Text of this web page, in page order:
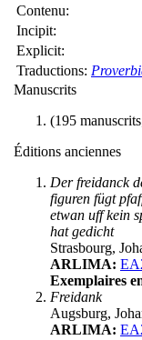
Contenu:
Incipit:
Explicit:
Traductions:
Manuscrits
(195
Éditions anciennes
Der freidanck
figuren fügt
etwan uff kein
hat gedicht
Strasbourg,
ARLIMA:
Exemplaires
Freidank
Augsburg,
ARLIMA: